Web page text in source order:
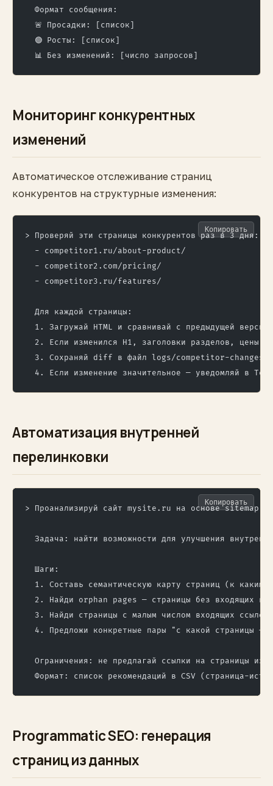
  Формат сообщения:
  🚨 Просадки: [список]
  🟢 Росты: [список]
  📊 Без изменений: [число запросов]
Мониторинг конкурентных
изменений
Автоматическое отслеживание страниц
конкурентов на структурные изменения:
> Проверяй эти страницы конкурентов раз в 3 дня:
  - competitor1.ru/about-product/
  - competitor2.com/pricing/
  - competitor3.ru/features/
  Для каждой страницы:
  1. Загружай HTML и сравнивай с предыдущей версией
2. Если изменился H1, заголовки разделов, цены,
3. Сохраняй diff в файл logs/competitor-
4. Если изменение значительное — уведомляй в
Копировать
Автоматизация внутренней
перелинковки
> Проанализируй сайт mysite.ru на основе
Задача: найти возможности для улучшения
  Шаги:
1. Составь семантическую карту страниц (к каким
2. Найди orphan pages — страницы без входящих
3. Найди страницы с малым числом входящих ссылок
4. Предложи конкретные пары "с какой страницы →
Ограничения: не предлагай ссылки на страницы из
Формат: список рекомендаций в CSV (страница-
Копировать
Programmatic SEO: генерация
страниц из данных